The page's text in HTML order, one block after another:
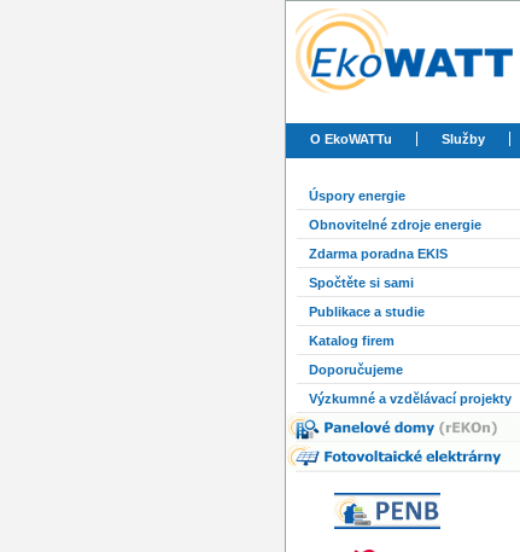
O EkoWATTu Služby
Úspory energie
Obnovitelné zdroje energie
Zdarma poradna EKIS
Spočtěte si sami
Publikace a studie
Katalog firem
Doporučujeme
Výzkumné a vzdělávací projekty